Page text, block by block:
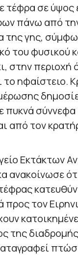
τέφρα σε ύψος
πάνω από
της γης,
του φυσικού
στην περιοχή
το ηφαίστειο.
πυκνά
από τον
Εκτάκτων
ανακοίνωσε
προς τον
της